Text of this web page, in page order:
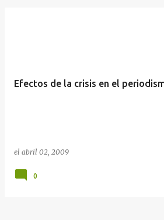
Efectos de la crisis en el
el abril 02, 2009
0